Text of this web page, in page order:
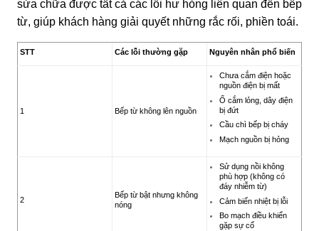
sửa chữa được tất cả các lỗi hư hỏng liên quan đến bếp
từ, giúp khách hàng giải quyết những rắc rối, phiền toái.
STT Các lỗi thường gặp Nguyên nhân phổ biến
1 Bếp từ không lên nguồn
Chưa cắm điện hoặc
nguồn điện bị mất
Ổ cắm lỏng, dây điện
bị đứt
Cầu chì bếp bị cháy
Mạch nguồn bị hỏng
2
Bếp từ bật nhưng không
nóng
Sử dụng nồi không
phù hợp (không có
đáy nhiễm từ)
Cảm biến nhiệt bị lỗi
Bo mạch điều khiển
gặp sự cố